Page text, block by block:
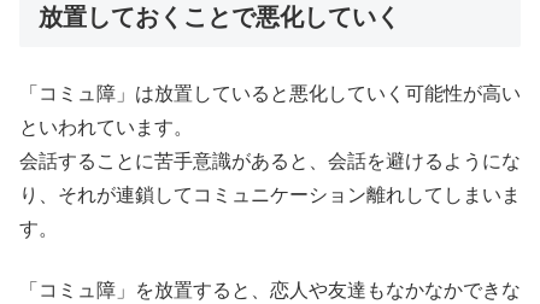
放置しておくことで悪化していく
「コミュ障」は放置していると悪化していく可能性が高い
といわれています。
会話することに苦手意識があると、会話を避けるようにな
り、それが連鎖してコミュニケーション離れしてしまいま
す。
「コミュ障」を放置すると、恋人や友達もなかなかできな